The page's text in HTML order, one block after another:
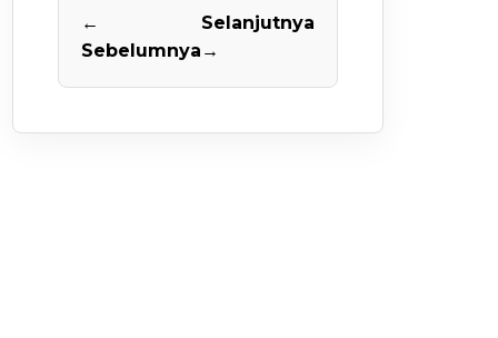
←
Sebelumnya
Selanjutnya
→